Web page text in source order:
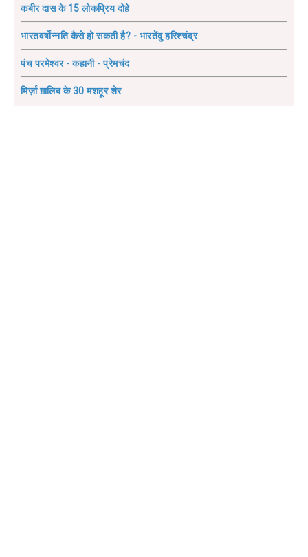
कबीर दास के 15 लोकप्रिय दोहे
भारतवर्षोन्नति कैसे हो सकती है? - भारतेंदु हरिश्चंद्र
पंच परमेश्वर - कहानी - प्रेमचंद
मिर्ज़ा ग़ालिब के 30 मशहूर शेर